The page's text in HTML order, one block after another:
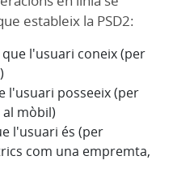
estableix la PSD2:
l'usuari coneix (per
l'usuari posseeix (per
al mòbil)
l'usuari és (per
com una empremta,